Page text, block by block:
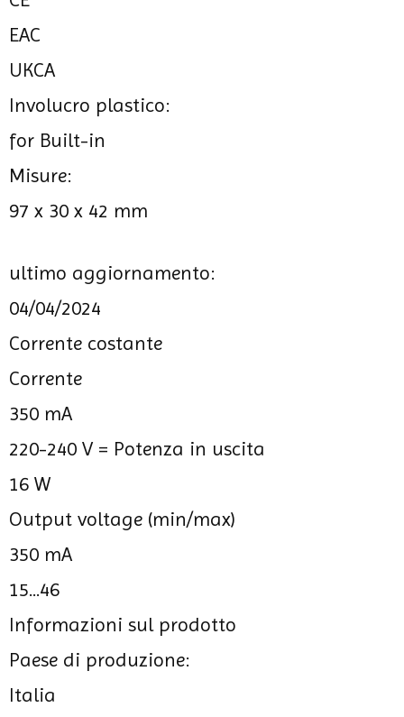
EAC
UKCA
Involucro plastico:
for Built-in
Misure:
97 x 30 x 42 mm
ultimo aggiornamento:
04/04/2024
Corrente costante
Corrente
350 mA
220-240 V = Potenza in uscita
16 W
Output voltage (min/max)
350 mA
15...46
Informazioni sul prodotto
Paese di produzione:
Italia